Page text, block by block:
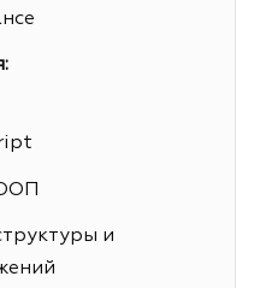
и